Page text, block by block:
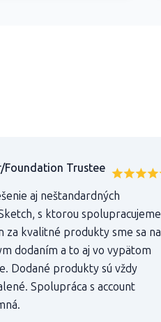
Foundation Trustee
aj neštandardných
s ktorou spolupracujeme
za kvalitné produkty sme sa na
dodaním a to aj vo vypätom
Dodané produkty sú vždy
Spolupráca s account